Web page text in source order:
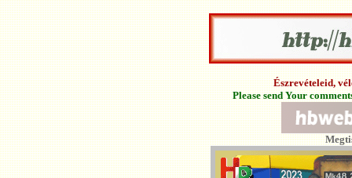
Észrevételeid,
Please send Your